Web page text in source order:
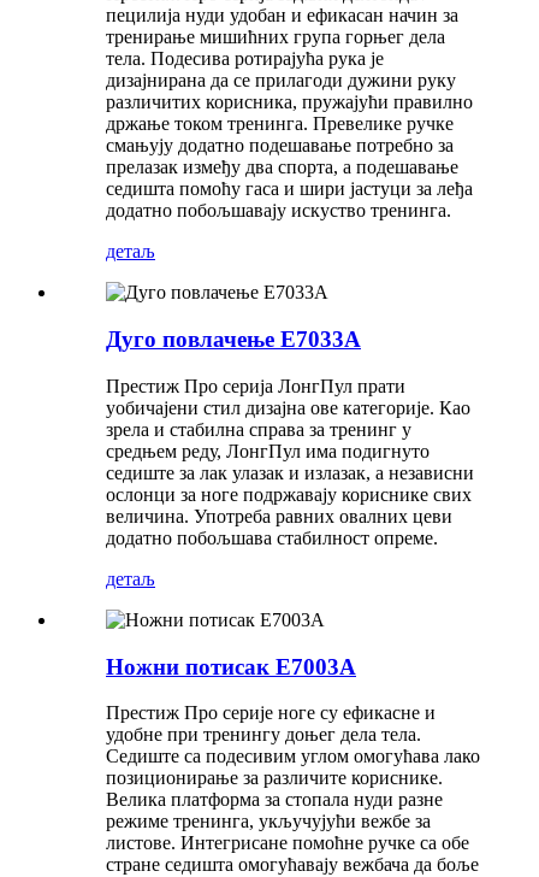
пецилија нуди удобан и ефикасан начин за
тренирање мишићних група горњег дела
тела. Подесива ротирајућа рука је
дизајнирана да се прилагоди дужини руку
различитих корисника, пружајући правилно
држање током тренинга. Превелике ручке
смањују додатно подешавање потребно за
прелазак између два спорта, а подешавање
седишта помоћу гаса и шири јастуци за леђа
додатно побољшавају искуство тренинга.
детаљ
Дуго повлачење Е7033А
Престиж Про серија ЛонгПул прати
уобичајени стил дизајна ове категорије. Као
зрела и стабилна справа за тренинг у
средњем реду, ЛонгПул има подигнуто
седиште за лак улазак и излазак, а независни
ослонци за ноге подржавају кориснике свих
величина. Употреба равних овалних цеви
додатно побољшава стабилност опреме.
детаљ
Ножни потисак Е7003А
Престиж Про серије ноге су ефикасне и
удобне при тренингу доњег дела тела.
Седиште са подесивим углом омогућава лако
позиционирање за различите кориснике.
Велика платформа за стопала нуди разне
режиме тренинга, укључујући вежбе за
листове. Интегрисане помоћне ручке са обе
стране седишта омогућавају вежбача да боље